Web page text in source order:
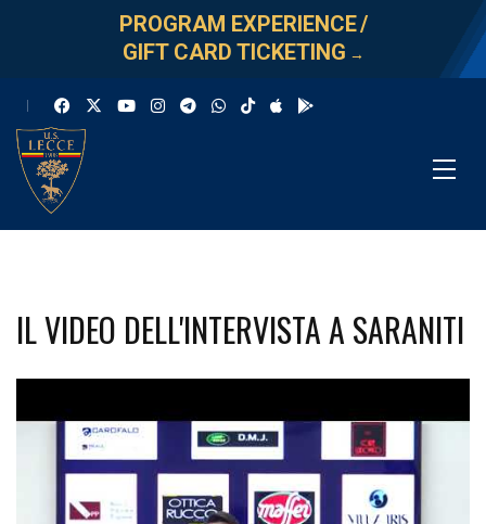
PROGRAM EXPERIENCE/
GIFT CARD TICKETING →
IL VIDEO DELL'INTERVISTA A SARANITI